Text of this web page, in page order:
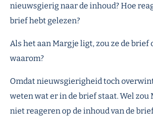
nieuwsgierig naar de inhoud? Hoe
brief hebt gelezen?
Als het aan Margje ligt, zou ze de brief
waarom?
Omdat nieuwsgierigheid toch
weten wat er in de brief staat. Wel zou
niet reageren op de inhoud van de